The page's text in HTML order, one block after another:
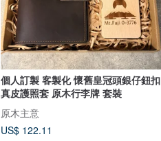
個人訂製 客製化 懷舊皇冠頭銀仔鈕扣
真皮護照套 原木行李牌 套裝
原木主意
US$ 122.11